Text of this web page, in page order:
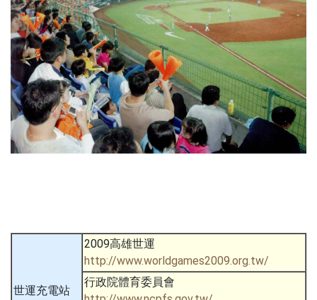
世運充電站
2009高雄世運
http://www.worldgames2009.org.tw/
行政院體育委員會